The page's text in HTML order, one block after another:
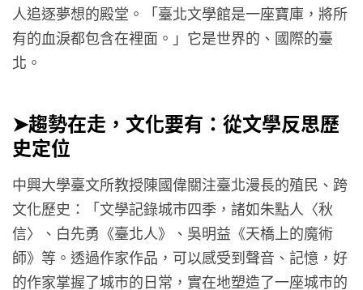
人追逐夢想的殿堂。「臺北文學館是一座寶庫，將所
有的血淚都包含在裡面。」它是世界的、國際的臺
北。
➤趨勢在走，文化要有：從文學反思歷
史定位
中興大學臺文所教授陳國偉關注臺北漫長的殖民、跨
文化歷史：「文學記錄城市四季，諸如朱點人〈秋
信〉、白先勇《臺北人》、吳明益《天橋上的魔術
師》等。透過作家作品，可以感受到聲音、記憶，好
的作家掌握了城市的日常，實在地塑造了一座城市的